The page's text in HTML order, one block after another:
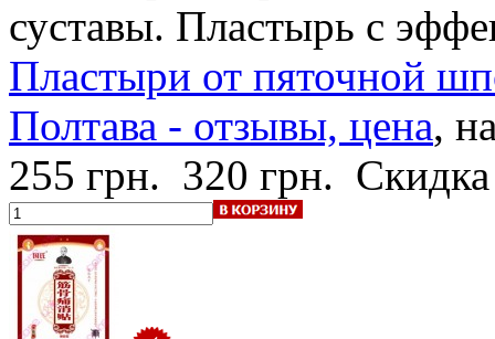
суставы. Пластырь с
Пластыри от пяточной
Полтава - отзывы, цена,
255 грн. 320 грн.